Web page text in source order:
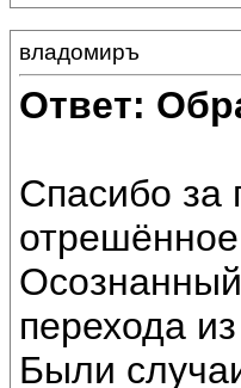
владомиръ
Ответ:
Спасибо за
перехода
Были